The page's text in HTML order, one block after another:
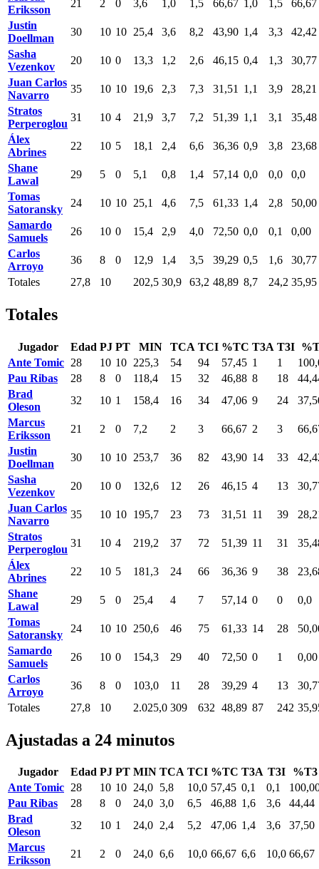
Eriksson
21 2 0 3,6 1,0 1,5 66,67 1,0 1,5
66,67
Justin
Doellman
30 10 10 25,4 3,6 8,2 43,90 1,4 3,3
42,42
Sasha
Vezenkov
20 10 0 13,3 1,2 2,6 46,15 0,4 1,3
30,77
Juan Carlos
Navarro
35 10 10 19,6 2,3 7,3 31,51 1,1 3,9
28,21
Stratos
Perperoglou
31 10 4 21,9 3,7 7,2 51,39 1,1 3,1
35,48
Álex
Abrines
22 10 5 18,1 2,4 6,6 36,36 0,9 3,8
23,68
Shane
Lawal
29 5 0 5,1 0,8 1,4 57,14 0,0 0,0
0,0
Tomas
Satoransky
24 10 10 25,1 4,6 7,5 61,33 1,4 2,8
50,00
Samardo
Samuels
26 10 0 15,4 2,9 4,0 72,50 0,0 0,1
0,00
Carlos
Arroyo
36 8 0 12,9 1,4 3,5 39,29 0,5 1,6
30,77
Totales
27,8 10 202,5 30,9 63,2 48,89 8,7 24,2 35,95
Totales
Jugador Edad PJ PT MIN TCA TCI %TC T3A T3I
Ante Tomic 28 10 10 225,3 54 94 57,45 1 1
Pau Ribas
28 8 0 118,4 15 32 46,88 8 18
Brad
Oleson
32 10 1 158,4 16 34 47,06 9 24
Marcus
Eriksson
21 2 0 7,2 2 3 66,67 2 3
Justin
Doellman
30 10 10 253,7 36 82 43,90 14 33
Sasha
Vezenkov
20 10 0 132,6 12 26 46,15 4 13
Juan Carlos
Navarro
35 10 10 195,7 23 73 31,51 11 39
Stratos
Perperoglou
31 10 4 219,2 37 72 51,39 11 31
Álex
Abrines
22 10 5 181,3 24 66 36,36 9 38
Shane
Lawal
29 5 0 25,4 4 7 57,14 0 0
0,0
Tomas
Satoransky
24 10 10 250,6 46 75 61,33 14 28
Samardo
Samuels
26 10 0 154,3 29 40 72,50 0 1
0,00
Carlos
Arroyo
36 8 0 103,0 11 28 39,29 4 13
Totales
27,8 10 2.025,0 309 632 48,89 87 242
Ajustadas a 24 minutos
Jugador Edad PJ PT MIN TCA TCI %TC T3A T3I
%T3
Ante Tomic 28 10 10 24,0 5,8 10,0 57,45 0,1 0,1
Pau Ribas
28 8 0 24,0 3,0 6,5 46,88 1,6 3,6
44,44
Brad
Oleson
32 10 1 24,0 2,4 5,2 47,06 1,4 3,6
37,50
Marcus
Eriksson
21 2 0 24,0 6,6 10,0 66,67 6,6 10,0 66,67